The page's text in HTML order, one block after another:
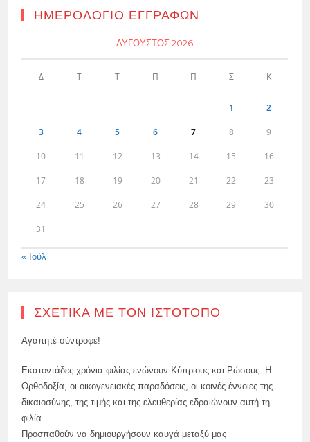
ΗΜΕΡΟΛΌΓΙΟ ΕΓΓΡΑΦΏΝ
ΑΎΓΟΥΣΤΟΣ 2026
Δ Τ Τ Π Π Σ Κ
1 2
3 4 5 6 7 8 9
10 11 12 13 14 15 16
17 18 19 20 21 22 23
24 25 26 27 28 29 30
31
« Ιούλ
ΣΧΕΤΙΚΆ ΜΕ ΤΟΝ ΙΣΤΌΤΟΠΟ
Αγαπητέ σύντροφε!
Εκατοντάδες χρόνια φιλίας ενώνουν Κύπριους και Ρώσους. Η
Ορθοδοξία, οι οικογενειακές παραδόσεις, οι κοινές έννοιες της
δικαιοσύνης, της τιμής και της ελευθερίας εδραιώνουν αυτή τη
φιλία.
Προσπαθούν να δημιουργήσουν καυγά μεταξύ μας